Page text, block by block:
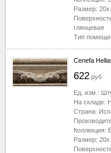
Размер:
глянцевая
Тип
Cenefa
622 руб
Ед. изм.:
На складе:
Страна:
Коллекция:
Размер: